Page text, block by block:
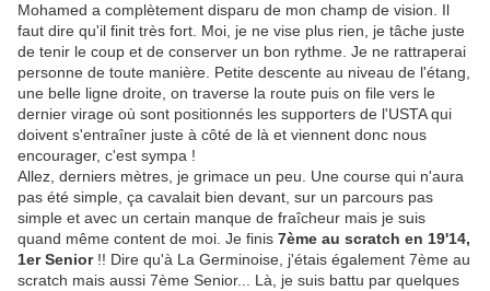
Mohamed a complètement disparu de mon champ de vision. Il
faut dire qu'il finit très fort. Moi, je ne vise plus rien, je tâche juste
de tenir le coup et de conserver un bon rythme. Je ne rattraperai
personne de toute manière. Petite descente au niveau de l'étang,
une belle ligne droite, on traverse la route puis on file vers le
dernier virage où sont positionnés les supporters de l'USTA qui
doivent s'entraîner juste à côté de là et viennent donc nous
encourager, c'est sympa !
Allez, derniers mètres, je grimace un peu. Une course qui n'aura
pas été simple, ça cavalait bien devant, sur un parcours pas
simple et avec un certain manque de fraîcheur mais je suis
quand même content de moi. Je finis 7ème au scratch en 19'14,
1er Senior!! Dire qu'à La Germinoise, j'étais également 7ème au
scratch mais aussi 7ème Senior... Là, je suis battu par quelques